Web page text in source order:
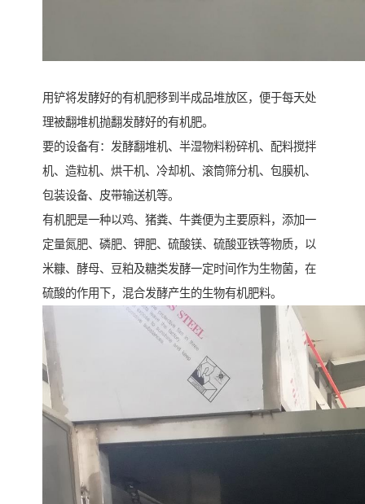
用铲将发酵好的有机肥移到半成品堆放区，便于每天处
理被翻堆机抛翻发酵好的有机肥。
要的设备有：发酵翻堆机、半湿物料粉碎机、配料搅拌
机、造粒机、烘干机、冷却机、滚筒筛分机、包膜机、
包装设备、皮带输送机等。
有机肥是一种以鸡、猪粪、牛粪便为主要原料，添加一
定量氮肥、磷肥、钾肥、硫酸镁、硫酸亚铁等物质，以
米糠、酵母、豆粕及糖类发酵一定时间作为生物菌，在
硫酸的作用下，混合发酵产生的生物有机肥料。